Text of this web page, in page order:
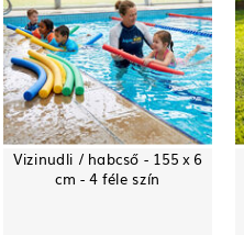
Vizinudli / habcső - 155 x 6
cm - 4 féle szín